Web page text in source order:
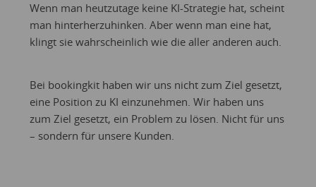
Wenn man heutzutage keine KI-Strategie hat, scheint
man hinterherzuhinken. Aber wenn man eine hat,
klingt sie wahrscheinlich wie die aller anderen auch.
Bei bookingkit haben wir uns nicht zum Ziel gesetzt,
eine Position zu KI einzunehmen. Wir haben uns
zum Ziel gesetzt, ein Problem zu lösen. Nicht für uns
– sondern für unsere Kunden.